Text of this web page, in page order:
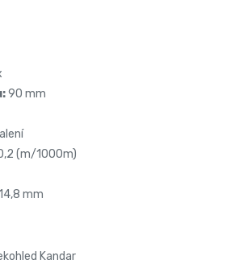
90 mm
(m/1000m)
mm
Kandar